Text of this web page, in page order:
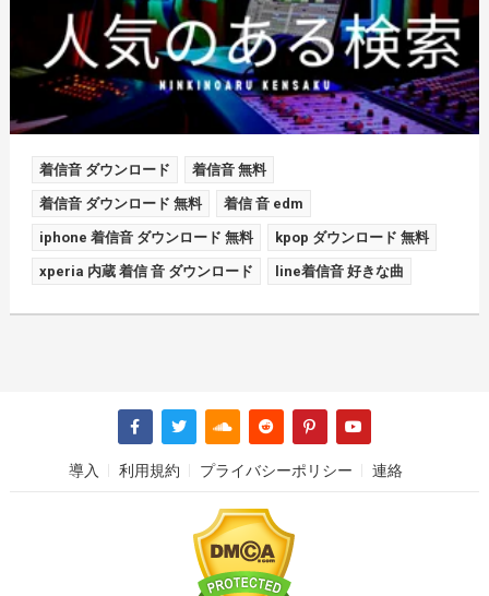
着信音 ダウンロード 着信音 無料
着信音 ダウンロード 無料 着信 音 edm
iphone 着信音 ダウンロード 無料 kpop ダウンロード 無料
xperia 内蔵 着信 音 ダウンロード line着信音 好きな曲
導入 利用規約 プライバシーポリシー 連絡